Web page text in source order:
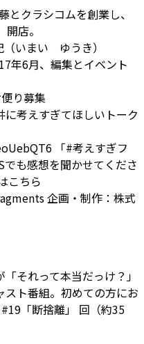
とクラシコムを創業し、
店。
（いまい ゆうき）
年6月、編集とイベント
り募集
考えすぎてほしいトーク
「#考えすぎフ
も感想を聞かせてくださ
こちら
企画・制作：株式
それって本当だっけ？」
スト番組。初めての方にお
「断捨離」 回（約35